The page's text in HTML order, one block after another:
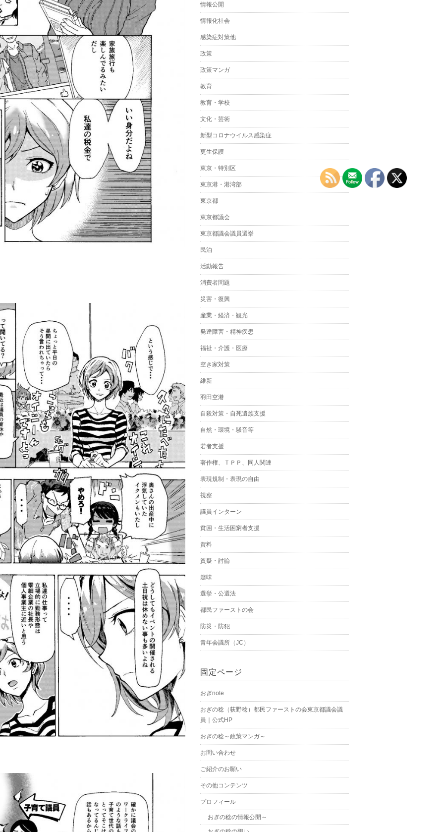
情報公開
情報化社会
感染症対策他
政策
政策マンガ
教育
教育・学校
文化・芸術
新型コロナウイルス感染症
更生保護
東京・特別区
東京港・港湾部
東京都
東京都議会
東京都議会議員選挙
民泊
活動報告
消費者問題
災害・復興
産業・経済・観光
発達障害・精神疾患
福祉・介護・医療
空き家対策
維新
羽田空港
自殺対策・自死遺族支援
自然・環境・騒音等
若者支援
著作権、ＴＰＰ、同人関連
表現規制・表現の自由
視察
議員インターン
貧困・生活困窮者支援
資料
質疑・討論
趣味
選挙・公選法
都民ファーストの会
防災・防犯
青年会議所（JC）
固定ページ
おぎnote
おぎの稔（荻野稔）都民ファーストの会東京都議会議
員｜公式HP
おぎの稔～政策マンガ～
お問い合わせ
ご紹介のお願い
その他コンテンツ
プロフィール
おぎの稔の情報公開～